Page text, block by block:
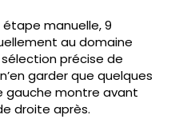
étape manuelle, 9
au domaine
précise de
garder que quelques
gauche montre avant
droite après.